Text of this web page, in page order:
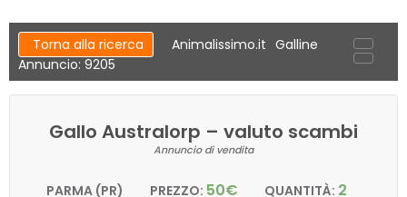
Torna alla ricerca Animalissimo.it Galline
Annuncio: 9205
Gallo Australorp – valuto scambi
Annuncio di vendita
PARMA (PR) PREZZO: 50€ QUANTITÀ: 2